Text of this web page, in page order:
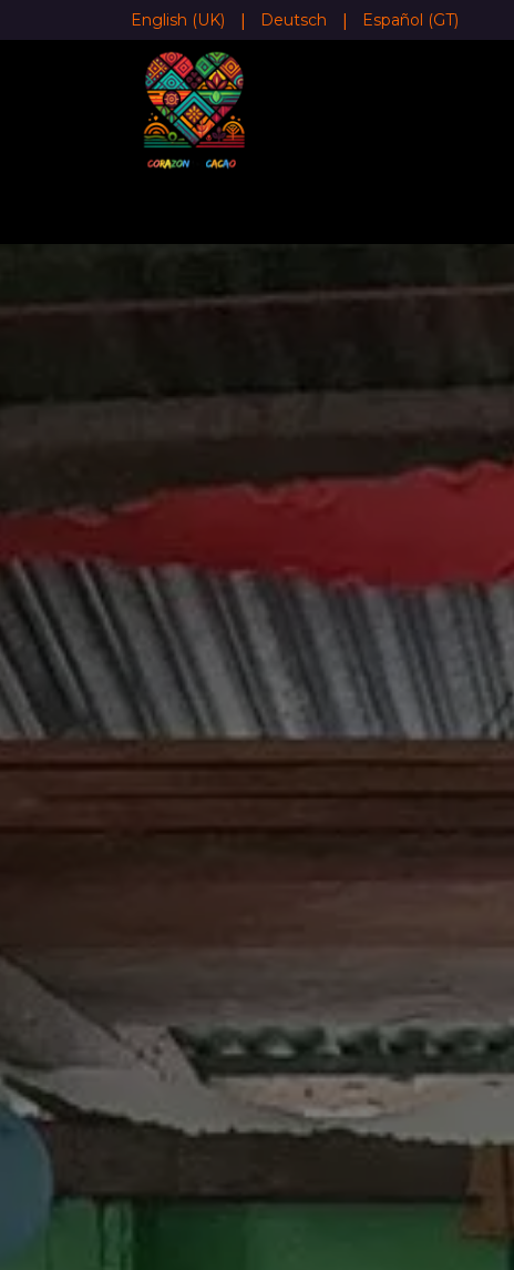
Zum Inhalt springen
English (UK) | Deutsch | Español (GT)